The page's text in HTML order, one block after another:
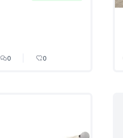
0 0